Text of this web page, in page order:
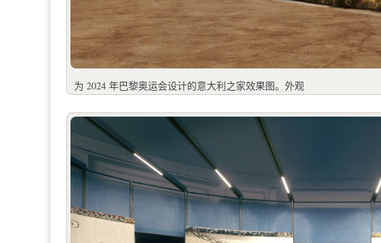
为 2024 年巴黎奥运会设计的意大利之家效果图。外观